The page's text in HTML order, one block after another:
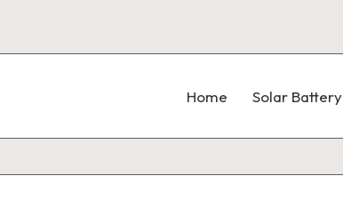
Home Solar Battery